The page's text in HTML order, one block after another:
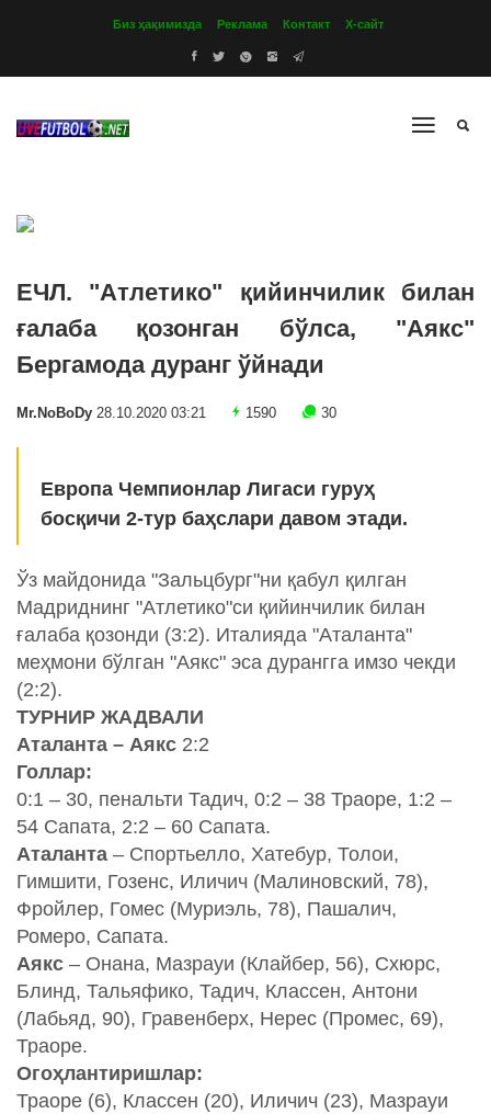
Биз ҳақимизда Реклама Контакт Х-сайт
ЕЧЛ. "Атлетико" қийинчилик билан
ғалаба қозонган бўлса, "Аякс"
Бергамода дуранг ўйнади
Mr.NoBoDy 28.10.2020 03:21 1590 30
Европа Чемпионлар Лигаси гуруҳ
босқичи 2-тур баҳслари давом этади.
Ўз майдонида "Зальцбург"ни қабул қилган
Мадриднинг "Атлетико"си қийинчилик билан
ғалаба қозонди (3:2). Италияда "Аталанта"
меҳмони бўлган "Аякс" эса дурангга имзо чекди
(2:2).
ТУРНИР ЖАДВАЛИ
Аталанта – Аякс 2:2
Голлар:
0:1 – 30, пенальти Тадич, 0:2 – 38 Траоре, 1:2 –
54 Сапата, 2:2 – 60 Сапата.
Аталанта – Спортьелло, Хатебур, Толои,
Гимшити, Гозенс, Иличич (Малиновский, 78),
Фройлер, Гомес (Муриэль, 78), Пашалич,
Ромеро, Сапата.
Аякс – Онана, Мазрауи (Клайбер, 56), Схюрс,
Блинд, Тальяфико, Тадич, Классен, Антони
(Лабьяд, 90), Гравенберх, Нерес (Промес, 69),
Траоре.
Огоҳлантиришлар:
Траоре (6), Классен (20), Иличич (23), Мазрауи